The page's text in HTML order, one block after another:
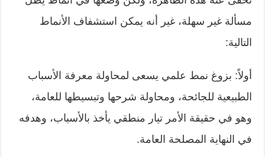
مسألة غير سهلة، غير أنه يمكن استشفاف الأنماط
التالية:
أولاً: بزوغ نمط علمي يسعى لمحاولة معرفة الأسباب
الطبيعية للجائحة، ومحاولة شرحها وتبسيطها للعامة،
وهو في حقيقة الأمر تيار منطقي يأخذ بالأسباب، وهدفه
في النهاية المصلحة العامة.